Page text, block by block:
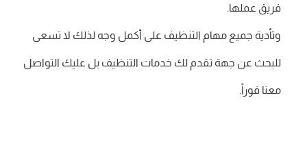
فريق عملها.
وتأدية جميع مهام التنظيف على أكمل وجه لذلك لا تسعى
للبحث عن جهة تقدم لك خدمات التنظيف بل عليك التواصل
معنا فوراً.